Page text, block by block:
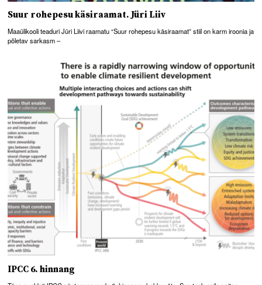
Suur rohepesu käsiraamat. Jüri Liiv
Maaülikooli teaduri Jüri Liivi raamatu “Suur rohepesu käsiraamat” stiil on karm iroonia ja
põletav sarkasm –
IPCC 6. hinnang